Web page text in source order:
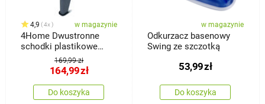
4,9 4x w magazynie
4Home Dwustronne
schodki plastikowe
Dual, 3 stopnie
169,99 zł
164,99zł
Do koszyka
w magazynie
Odkurzacz basenowy
Swing ze szczotką
53,99zł
Do koszyka